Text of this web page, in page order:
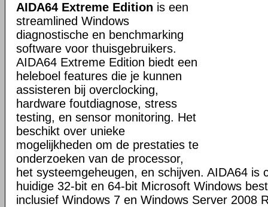
AIDA64 Extreme Edition is een
streamlined Windows
diagnostische en benchmarking
software voor thuisgebruikers.
AIDA64 Extreme Edition biedt een
heleboel features die je kunnen
assisteren bij overclocking,
hardware foutdiagnose, stress
testing, en sensor monitoring. Het
beschikt over unieke
mogelijkheden om de prestaties te
onderzoeken van de processor,
het systeemgeheugen, en schijven. AIDA64 is
huidige 32-bit en 64-bit Microsoft Windows
inclusief Windows 7 en Windows Server 2008